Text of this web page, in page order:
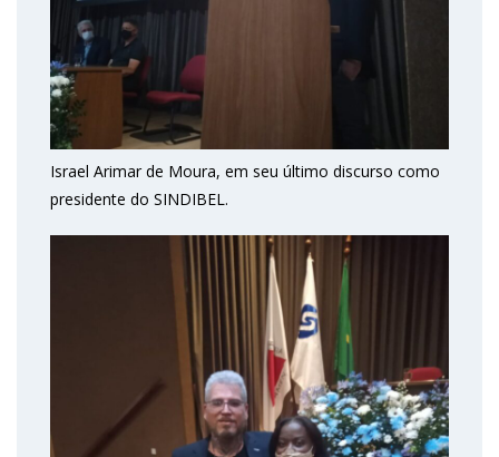
Israel Arimar de Moura, em seu último discurso como
presidente do SINDIBEL.